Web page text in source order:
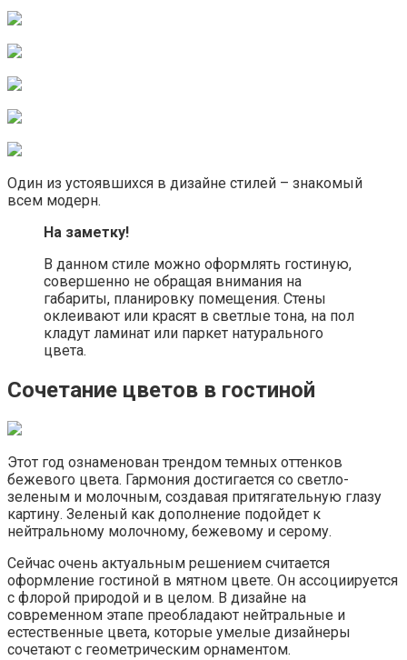
Один из устоявшихся в дизайне стилей – знакомый
всем модерн.
На заметку!
В данном стиле можно оформлять гостиную,
совершенно не обращая внимания на
габариты, планировку помещения. Стены
оклеивают или красят в светлые тона, на пол
кладут ламинат или паркет натурального
цвета.
Сочетание цветов в гостиной
Этот год ознаменован трендом темных оттенков
бежевого цвета. Гармония достигается со светло-
зеленым и молочным, создавая притягательную глазу
картину. Зеленый как дополнение подойдет к
нейтральному молочному, бежевому и серому.
Сейчас очень актуальным решением считается
оформление гостиной в мятном цвете. Он ассоциируется
с флорой природой и в целом. В дизайне на
современном этапе преобладают нейтральные и
естественные цвета, которые умелые дизайнеры
сочетают с геометрическим орнаментом.